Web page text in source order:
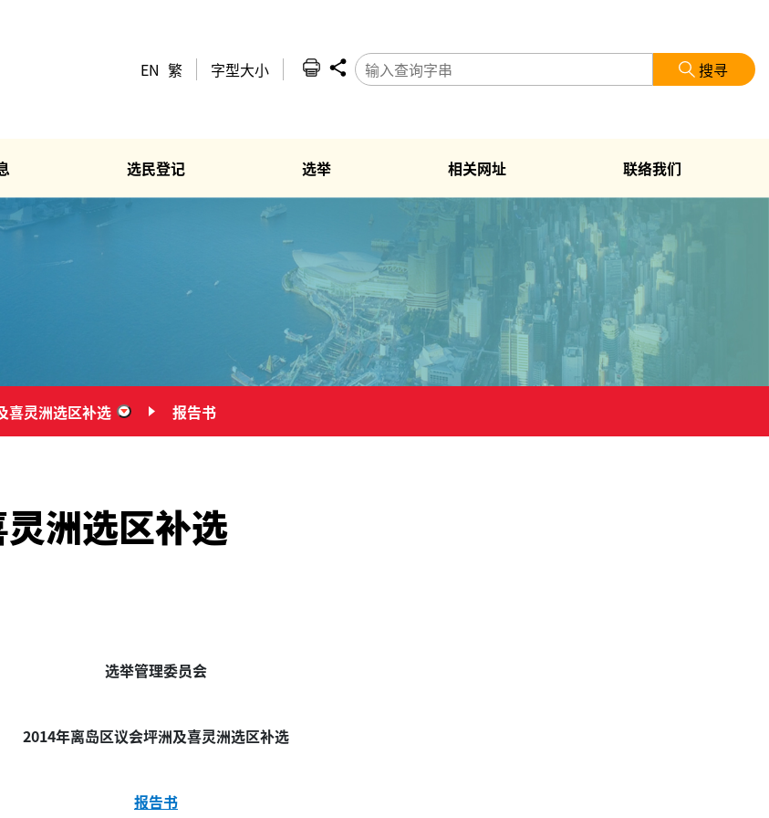
EN 繁 字型大小 搜寻
选民登记 选举 相关网址 联络我们
喜灵洲选区补选 “2014年离岛区议会坪洲及喜灵洲选区补选”
报告书
洲选区补选
选举管理委员会
2014年离岛区议会坪洲及喜灵洲选区补选
报告书